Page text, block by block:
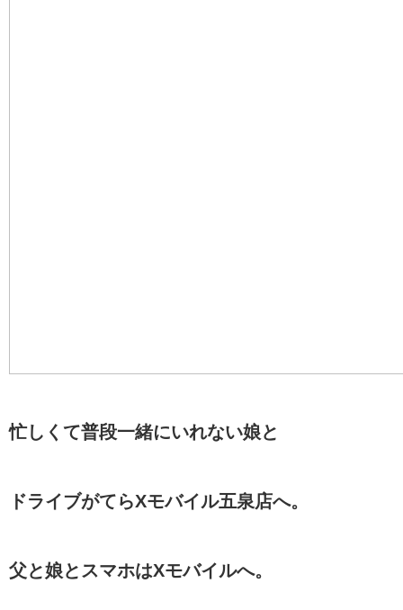
忙しくて普段一緒にいれない娘と
ドライブがてらXモバイル五泉店へ。
父と娘とスマホはXモバイルへ。